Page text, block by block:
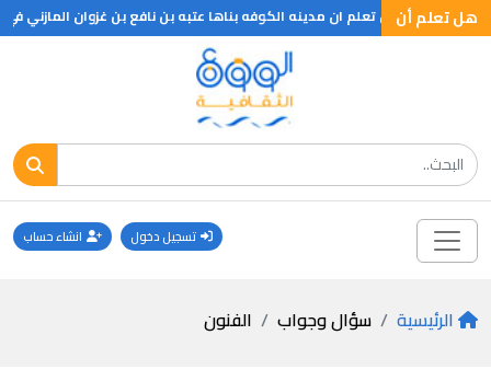
هل تعلم أن
.. ؟ هل تعلم ان مدينه الكوفه بناها عتبه بن نافع بن غزوان المازني
تسجيل دخول انشاء حساب
الرئيسية سؤال وجواب الفنون